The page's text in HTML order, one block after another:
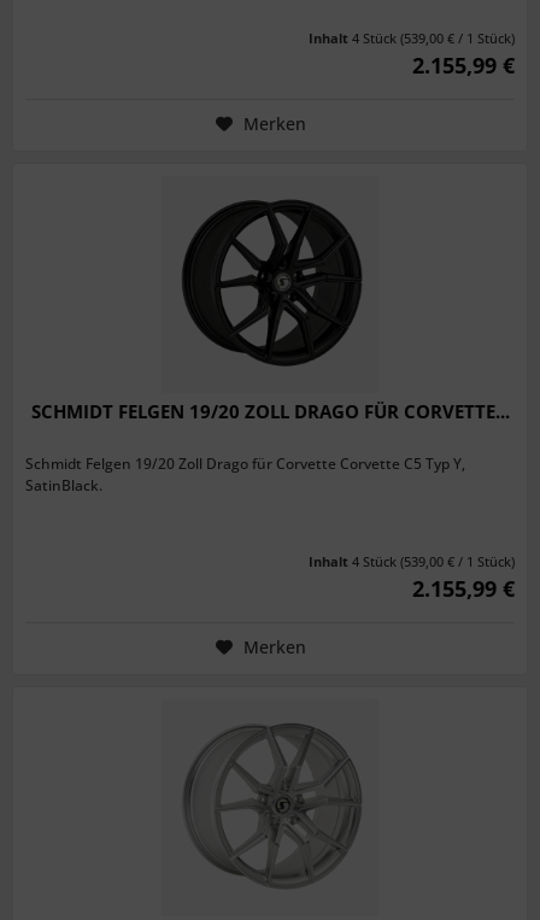
Inhalt 4 Stück (539,00 € / 1 Stück)
2.155,99 €
Merken
SCHMIDT FELGEN 19/20 ZOLL DRAGO FÜR CORVETTE...
Schmidt Felgen 19/20 Zoll Drago für Corvette Corvette C5 Typ Y,
SatinBlack.
Inhalt 4 Stück (539,00 € / 1 Stück)
2.155,99 €
Merken